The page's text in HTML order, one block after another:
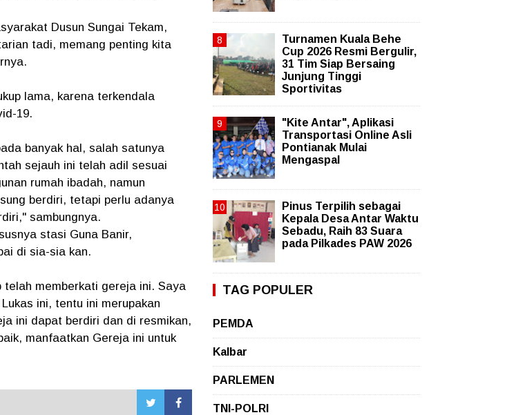
Dusun Sungai Tekam,
tadi, memang penting kita
lama, karena terkendala
19.
banyak hal, salah satunya
sejauh ini telah adil sesuai
rumah ibadah, namun
berdiri, tetapi perlu adanya
sambungnya.
stasi Guna Banir,
di sia-sia kan.
telah memberkati gereja ini. Saya
ini, tentu ini merupakan
ini dapat berdiri dan di resmikan,
manfaatkan Gereja ini untuk
Turnamen Kuala Behe
Cup 2026 Resmi Bergulir,
31 Tim Siap Bersaing
Junjung Tinggi
Sportivitas
"Kite Antar", Aplikasi
Transportasi Online Asli
Pontianak Mulai
Mengaspal
Pinus Terpilih sebagai
Kepala Desa Antar Waktu
Sebadu, Raih 83 Suara
pada Pilkades PAW 2026
TAG POPULER
PEMDA
Kalbar
PARLEMEN
TNI-POLRI